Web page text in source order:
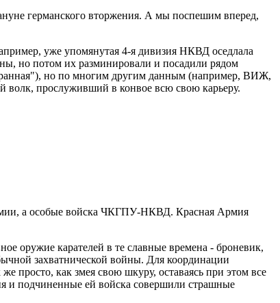
германского вторжения. А мы поспешим вперед,
уже упомянутая 4-я дивизия НКВД оседлала
но потом их разминировали и посадили рядом
но по многим другим данным (например, ВИЖ,
прослуживший в конвое всю свою карьеру.
а особые войска ЧКГПУ-НКВД. Красная Армия
оружие карателей в те славные времена - броневик,
захватнической войны. Для координации
просто, как змея свою шкуру, оставаясь при этом все
и подчиненные ей войска совершили страшные